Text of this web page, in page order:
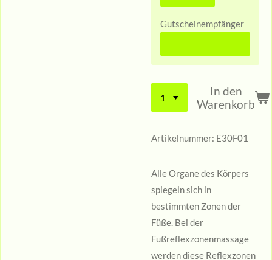
Gutscheinempfänger
In den
Warenkorb
Artikelnummer: E30F01
Alle Organe des Körpers
spiegeln sich in
bestimmten Zonen der
Füße. Bei der
Fußreflexzonenmassage
werden diese Reflexzonen